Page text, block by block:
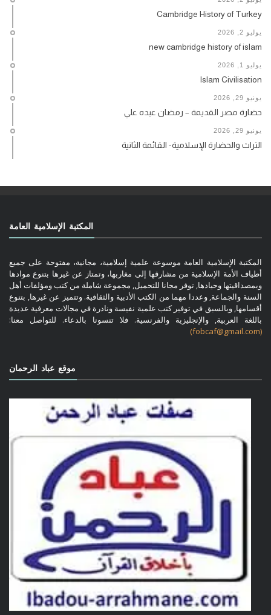
Cambridge History of Turkey
يوليو 2, 2026
new cambridge history of islam
يوليو 1, 2026
Islam Civilisation
يونيو 29, 2026
حضارة مصر القديمة – رمضان عبده علي
يونيو 29, 2026
التراث والحضارة الإسلامية- القائمة الثانية
المكتبة الإسلامية العامة
المكتبة الإسلامية العامة موسوعة علمية إسلامية، مجانية، مفتوحة على جميع
أطياف الأمة الإسلامية من مشارقها إلى مغاربها، وتمتاز عن غيرها بتنوع موادها
وبمصداقيتها وحيادها, توفر مجانا للتحميل, مجموعة شاملة من كتب ومؤلفات أهل
السنة والجماعة, وعددا مهما من الكتب الأدبية والثقافية. وتتميز عن غيرها, بتنوع
أقسامها, وبالسبق في توفير كتب علمية نفيسة ونادرة في مجالات معرفية عديدة
باللغة العربية, والإنجليزية والفرنسية. فلا تنسونا بالدعاء. للتواصل معنا:
(fobcaf@gmail.com)
موقع عباد الرحمان